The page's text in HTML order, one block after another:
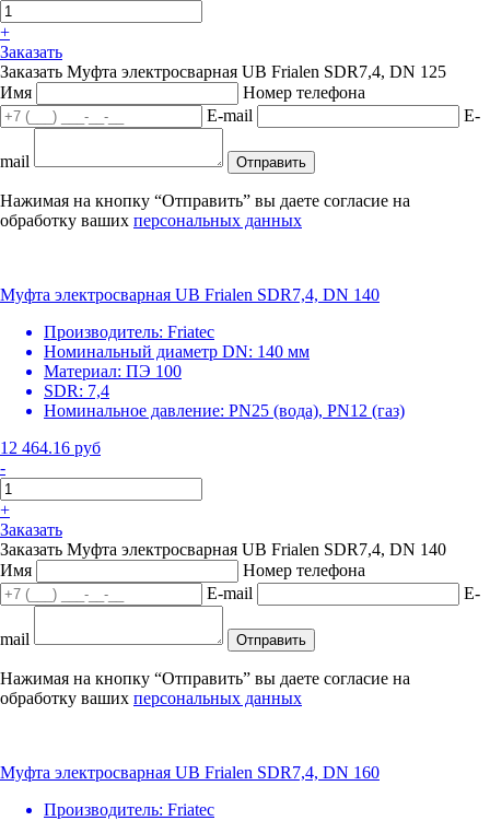
+
Заказать
Заказать Муфта электросварная UB Frialen SDR7,4, DN 125
Имя
Номер телефона
E-mail
E-
mail Отправить
Нажимая на кнопку “Отправить” вы даете согласие на
обработку ваших персональных данных
Муфта электросварная UB Frialen SDR7,4, DN 140
Производитель: Friatec
Номинальный диаметр DN: 140 мм
Материал: ПЭ 100
SDR: 7,4
Номинальное давление: PN25 (вода), PN12 (газ)
12 464.16 руб
-
+
Заказать
Заказать Муфта электросварная UB Frialen SDR7,4, DN 140
Имя
Номер телефона
E-mail
E-
mail Отправить
Нажимая на кнопку “Отправить” вы даете согласие на
обработку ваших персональных данных
Муфта электросварная UB Frialen SDR7,4, DN 160
Производитель: Friatec